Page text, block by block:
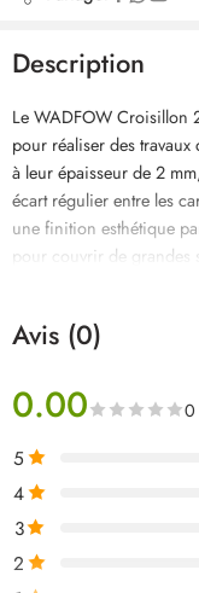
Description
Le WADFOW Croisillon
pour réaliser des
à leur épaisseur de 2
écart régulier entre les
une finition esthétique
pour couvrir de grandes
supplémentaires.
incassables de 21 mm
légers avec un poids de
manipuler et rapides à
terrasses et espaces
des professionnels
au meilleur prix en Tunisie.
Avis (0)
0.00 0
5
4
3
2